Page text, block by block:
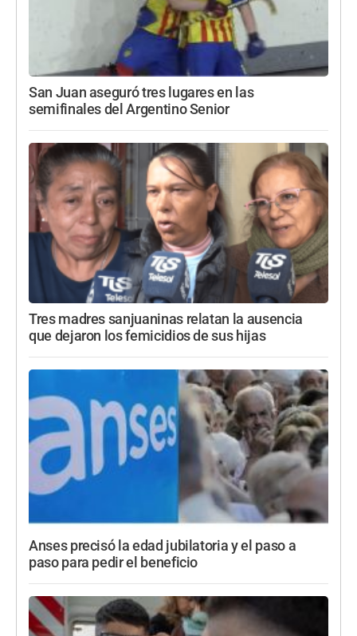
San Juan aseguró tres lugares en las
semifinales del Argentino Senior
Tres madres sanjuaninas relatan la ausencia
que dejaron los femicidios de sus hijas
Anses precisó la edad jubilatoria y el paso a
paso para pedir el beneficio